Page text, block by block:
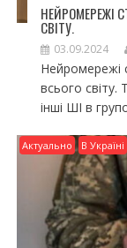
НЕЙРОМЕРЕЖІ
СВІТУ.
03.09.2024
Нейромережі
всього світу.
інші ШІ в
Актуально В Україні